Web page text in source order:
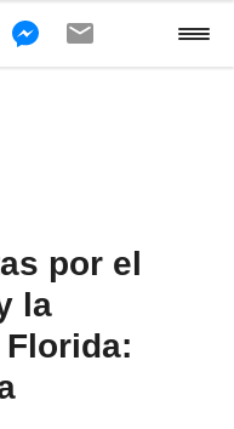
por el
la